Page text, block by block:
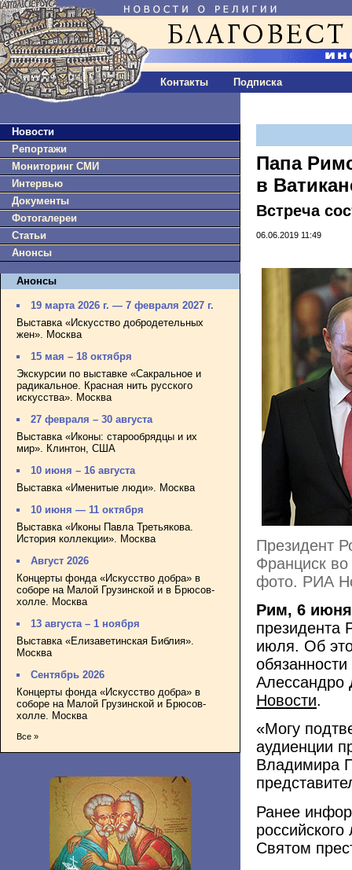
Контакты Подписка
Новости
Репортажи
Мониторинг СМИ
Интервью
Документы
Фотогалереи
Статьи
Анонсы
Анонсы
19 марта 2026 г. — 7 февраля 2027 г.
Выставка «Искусство добродетельных
жен». Москва
15 мая – 18 октября
Экскурсии по выставке «Сакральное и
радикальное. Красная нить русского
искусства». Москва
27 февраля – 30 августа
Выставка «Иконы: старообрядцы и их
мир». Клинтон, США
10 июня – 16 августа
Выставка «Именитые люди». Москва
10 июня — 11 октября
Выставка «Иконы Павла Третьякова.
История коллекции». Москва
Август 2026
Концерты фонда «Искусство добра» в
соборе на Малой Грузинской и в Брюсов-
холле. Москва
13 августа – 1 ноября
Выставка «Елизаветинская Библия».
Москва
Сентябрь 2026
Концерты фонда «Искусство добра» в
соборе на Малой Грузинской и Брюсов-
холле. Москва
Все »
Папа
в
Встреча
06.06.2019 11:49
Президент
Франциск
фото. РИА
Рим, 6
президента
июля. Об
Алессандро
Новости.
«Могу
аудиенции
Владимира
Ранее
Святом